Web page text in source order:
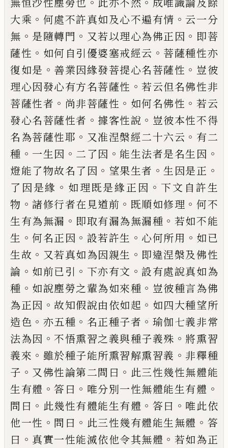
無恒沙性塵勞也 此亦不然 成唯識論及餘
大乘 。 何處不許真如及心不遍有情 。 云一分
無 。 是隨轉門 。 又若以理心為佛正因 。 即菩
薩性 。 如何自引優婆塞戒經云 。 菩薩種性亦
復如是 。 善業因緣發菩提心名菩薩性 。 豈彼
理心因發心有方名菩薩性 。若云但名佛性非
菩薩性者 。 尚非菩薩性 。 如何名佛性 。 若云
發心名菩薩性者 。 據客性說 。 豈彼本性不得
名為菩薩性耶 。 又准涅槃經二十六云 。 有二
種 。 一生因 。 二了因 。 能生法者是名生因 。
燈能了物故名了因 。 望果生者 。生因是正 。
了因是緣 。 如理既是緣正因 。 下文自許生
物 。諸修行者在見道前 。 既順如修理 。 何不
生有為無漏 。 即取有漏為無漏種 。 若如不能
生 。何名正因 。 設若許生 。 心何所用 。 如已
生故 。 又若真如為因親生 。 即違涅槃及佛性
論 。 如前已引 。 下亦有文 。設有處說真如為
種 。 如說塵勞之輩為如來種 。 豈彼種言為佛
為正因 。故知假說由依如起 。 如四大種望所
造色 。 亦五種 。 名正種子者 。 瑜伽七義非常
法為因 。不悟熏習之義與種子義殊 。 將熏習
義來 。 雖於種子能所熏習解熏習義 。 非釋種
子 。 又佛性論第二問曰 。 此三性幾性無體能
生有體 。答曰 。 唯分別一性無體能生有體 。
問曰 。 此幾性有體能生有體 。 答曰 。 唯此依
他一性 。 問曰 。 此三性幾有體能生無體 。 答
曰 。 真實一性能滅依他令其無體 。 若如為正